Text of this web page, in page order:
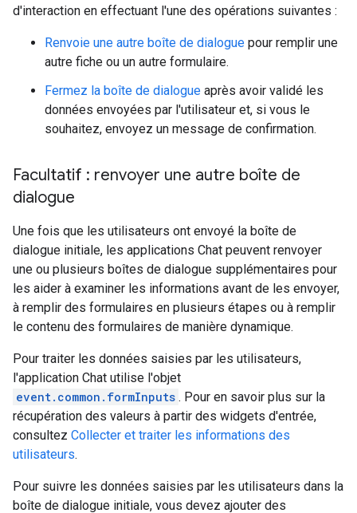
d'interaction en effectuant l'une des opérations suivantes :
Renvoie une autre boîte de dialogue pour remplir une
autre fiche ou un autre formulaire.
Fermez la boîte de dialogue après avoir validé les
données envoyées par l'utilisateur et, si vous le
souhaitez, envoyez un message de confirmation.
Facultatif : renvoyer une autre boîte de
dialogue
Une fois que les utilisateurs ont envoyé la boîte de
dialogue initiale, les applications Chat peuvent renvoyer
une ou plusieurs boîtes de dialogue supplémentaires pour
les aider à examiner les informations avant de les envoyer,
à remplir des formulaires en plusieurs étapes ou à remplir
le contenu des formulaires de manière dynamique.
Pour traiter les données saisies par les utilisateurs,
l'application Chat utilise l'objet
event.common.formInputs . Pour en savoir plus sur la
récupération des valeurs à partir des widgets d'entrée,
consultez Collecter et traiter les informations des
utilisateurs.
Pour suivre les données saisies par les utilisateurs dans la
boîte de dialogue initiale, vous devez ajouter des